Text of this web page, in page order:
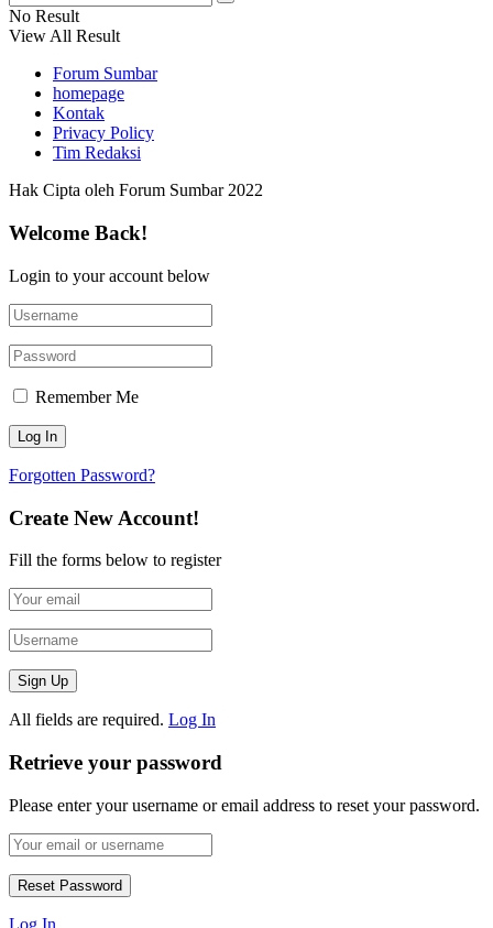
No Result
View All Result
Forum Sumbar
homepage
Kontak
Privacy Policy
Tim Redaksi
Hak Cipta oleh Forum Sumbar 2022
Welcome Back!
Login to your account below
Remember Me
Forgotten Password?
Create New Account!
Fill the forms below to register
All fields are required. Log In
Retrieve your password
Please enter your username or email address to reset your password.
Log In